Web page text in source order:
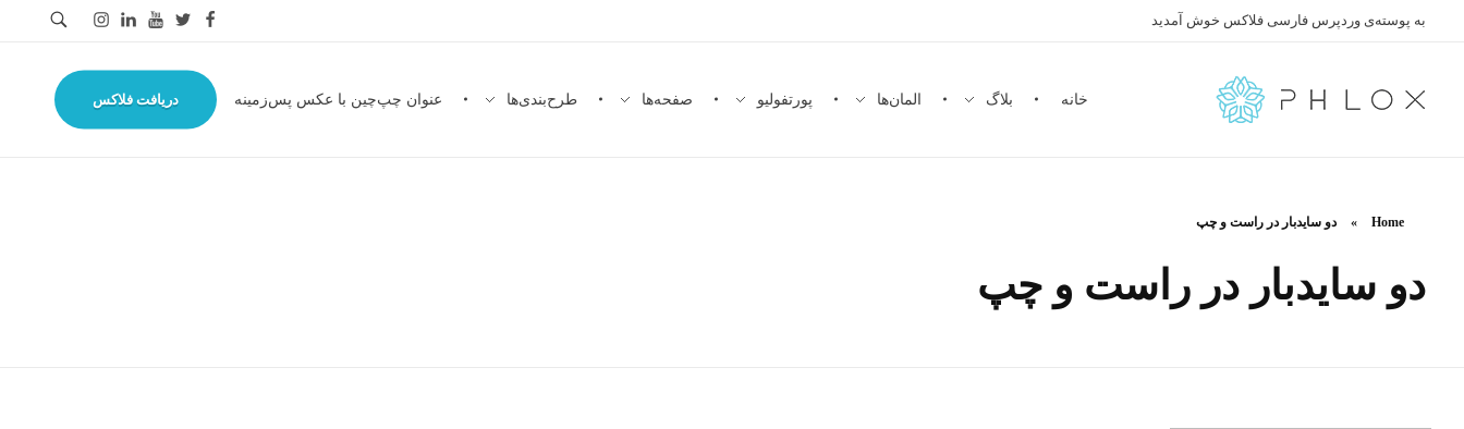
به پوسته‌ی وردپرس فارسی فلاکس خوش آمدید
دریافت فلاکس خانه بلاگ المان‌ها پورتفولیو صفحه‌ها طرح‌بندی‌ها عنوان چپ‌چین با عکس پس‌زمینه
Home
» دو سایدبار در راست و چپ
دو سایدبار در راست و چپ